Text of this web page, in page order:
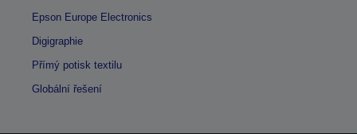
Epson Europe Electronics
Digigraphie
Přímý potisk textilu
Globální řešení